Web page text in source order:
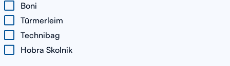
Boni
Türmerleim
Technibag
Hobra Skolnik